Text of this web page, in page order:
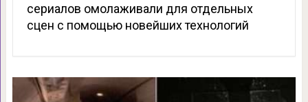
сериалов омолаживали для отдельных
сцен с помощью новейших технологий